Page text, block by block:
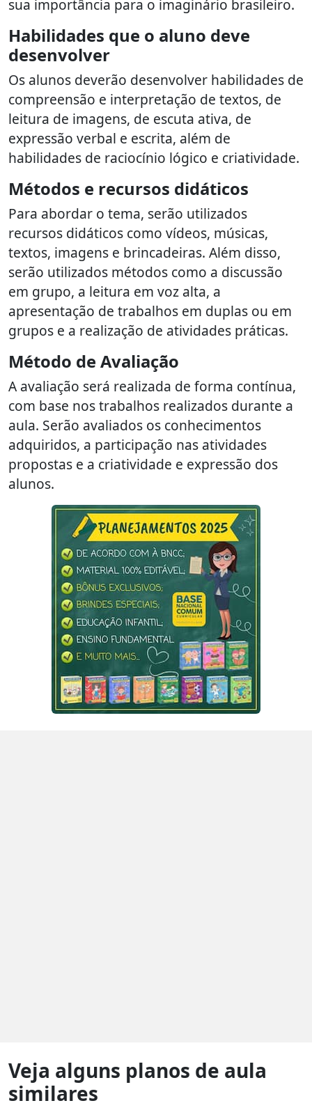
sua importância para o imaginário brasileiro.
Habilidades que o aluno deve
desenvolver
Os alunos deverão desenvolver habilidades de
compreensão e interpretação de textos, de
leitura de imagens, de escuta ativa, de
expressão verbal e escrita, além de
habilidades de raciocínio lógico e criatividade.
Métodos e recursos didáticos
Para abordar o tema, serão utilizados
recursos didáticos como vídeos, músicas,
textos, imagens e brincadeiras. Além disso,
serão utilizados métodos como a discussão
em grupo, a leitura em voz alta, a
apresentação de trabalhos em duplas ou em
grupos e a realização de atividades práticas.
Método de Avaliação
A avaliação será realizada de forma contínua,
com base nos trabalhos realizados durante a
aula. Serão avaliados os conhecimentos
adquiridos, a participação nas atividades
propostas e a criatividade e expressão dos
alunos.
Veja alguns planos de aula
similares